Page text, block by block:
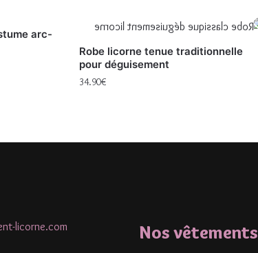
arc-
Robe licorne tenue traditionnelle
pour déguisement
34.90€
Nos vêtements